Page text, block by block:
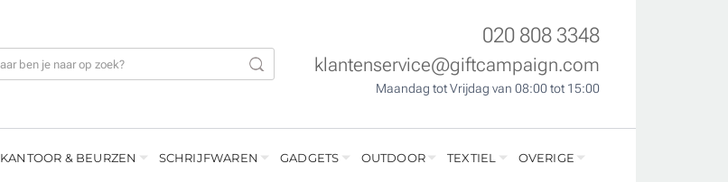
020 808 3348
klantenservice@giftcampaign.com
Maandag tot Vrijdag van 08:00 tot 15:00
KANTOOR & BEURZEN SCHRIJFWAREN GADGETS OUTDOOR TEXTIEL OVERIGE